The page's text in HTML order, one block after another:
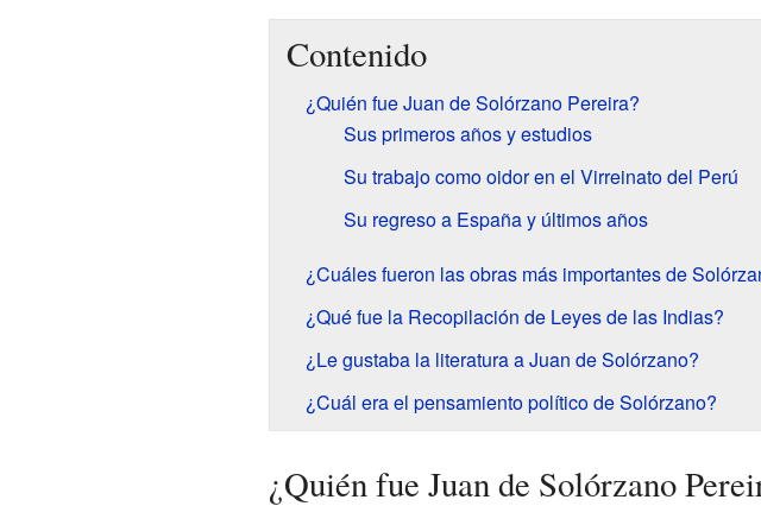
Contenido
¿Quién fue Juan de Solórzano Pereira?
Sus primeros años y estudios
Su trabajo como oidor en el Virreinato del Perú
Su regreso a España y últimos años
¿Cuáles fueron las obras más importantes de
¿Qué fue la Recopilación de Leyes de las Indias?
¿Le gustaba la literatura a Juan de Solórzano?
¿Cuál era el pensamiento político de Solórzano?
¿Quién fue Juan de Solórzano